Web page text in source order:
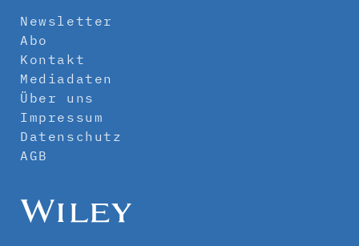
Newsletter
Abo
Kontakt
Mediadaten
Über uns
Impressum
Datenschutz
AGB